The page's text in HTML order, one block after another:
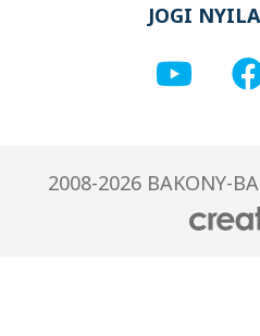
JOGI
2008-2026 BAKONY-